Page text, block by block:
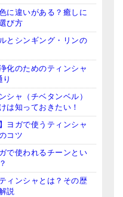
に違いがある？癒しに
び方
とシンギング・リンの
化のためのティンシャ
シャ（チベタンベル）
は知っておきたい！
ヨガで使うティンシャ
コツ
で使われるチーンとい
ィンシャとは？その歴
説